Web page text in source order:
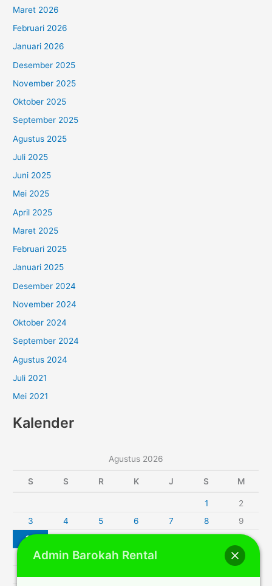
Maret 2026
Februari 2026
Januari 2026
Desember 2025
November 2025
Oktober 2025
September 2025
Agustus 2025
Juli 2025
Juni 2025
Mei 2025
April 2025
Maret 2025
Februari 2025
Januari 2025
Desember 2024
November 2024
Oktober 2024
September 2024
Agustus 2024
Juli 2021
Mei 2021
Kalender
Agustus 2026
S S R K J S M
1
2
3
4 5 6 7 8
9
10
16
17
18 19 20
23
Admin Barokah Rental